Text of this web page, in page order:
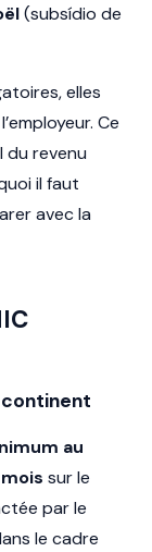
(subsídio de
elles
Ce
du revenu
il faut
avec la
au
sur le
par le
le cadre